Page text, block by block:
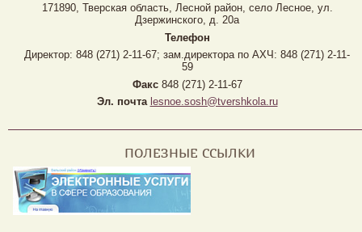
171890, Тверская область, Лесной район, село Лесное, ул.
Дзержинского, д. 20а
Телефон
Директор: 848 (271) 2-11-67; зам.директора по АХЧ: 848 (271) 2-11-
59
Факс848 (271) 2-11-67
Эл. почта lesnoe.sosh@tvershkola.ru
ПОЛЕЗНЫЕ ССЫЛКИ